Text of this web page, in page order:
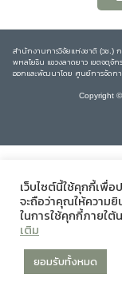
สำนักงานการวิจัยแห่งชาติ (วช.)
พหลโยธิน แขวงลาดยาว เขตจตุ
ออกและพัฒนาโดย ศูนย์การจัดก
Copyright
เว็บไซต์นี้ใช้คุกกี้เพื่
จะถือว่าคุณให้ความยิ
ในการใช้คุกกี้ภายใต้
เติม
ยอมรับทั้งหมด